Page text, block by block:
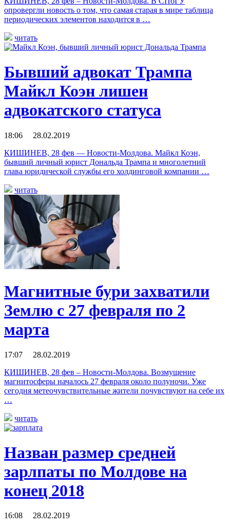
опровергли новость о том, что самая старая в мире таблица
периодических элементов находится в …
читать
Бывший адвокат Трампа
Майкл Коэн лишен
адвокатского статуса
18:06 28.02.2019
КИШИНЕВ, 28 фев — Новости-Молдова. Майкл Коэн,
бывший личный юрист Дональда Трампа и многолетний
глава юридической службы его холдинговой компании …
читать
Магнитные бури захватили
Землю с 27 февраля по 2
марта
17:07 28.02.2019
КИШИНЕВ, 28 фев – Новости-Молдова. Возмущение
магнитосферы началось 27 февраля около полуночи. Уже
сегодня метеочувствительные жители почувствуют на себе их
…
читать
Назван размер средней
зарлпаты по Молдове на
конец 2018
16:08 28.02.2019